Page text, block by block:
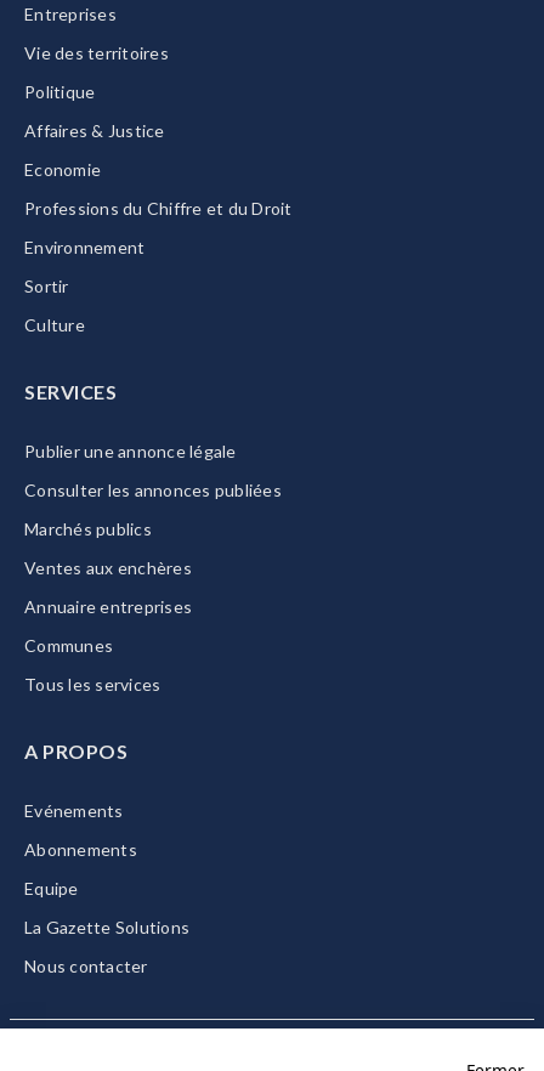
Entreprises
Vie des territoires
Politique
Affaires & Justice
Economie
Professions du Chiffre et du Droit
Environnement
Sortir
Culture
SERVICES
Publier une annonce légale
Consulter les annonces publiées
Marchés publics
Ventes aux enchères
Annuaire entreprises
Communes
Tous les services
A PROPOS
Evénements
Abonnements
Equipe
La Gazette Solutions
Nous contacter